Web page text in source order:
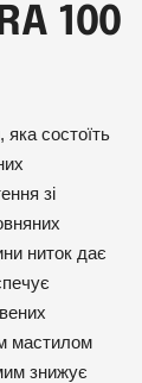
100
яка состоїть
зі
ниток дає
мастилом
знижує